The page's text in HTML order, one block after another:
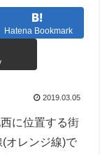
Hatena Bookmark
2019.03.05
に位置する街
オレンジ線)で